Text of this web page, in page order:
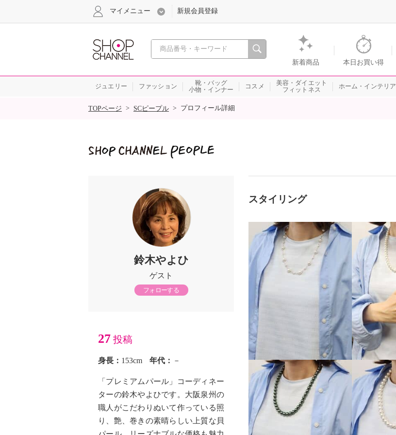
心おどる、瞬間を。通販・テレビショッピングのショップチャンネル
新着商品 本日お買い得
マイメニュー 新規会員登録
ジュエリー ファッション
靴・バッグ
小物・インナー
コスメ
美容・ダイエット
フィットネス
ホーム・インテリア
SALE
TOPページ > SCピープル > プロフィール詳細
鈴木やよひ
ゲスト
フォローする
27 投稿
身長： 153cm 年代： －
「プレミアムパール」コーディネー
ターの鈴木やよひです。大阪泉州の
職人がこだわりぬいて作っている照
り、艶、巻きの素晴らしい上質な貝
スタイリング